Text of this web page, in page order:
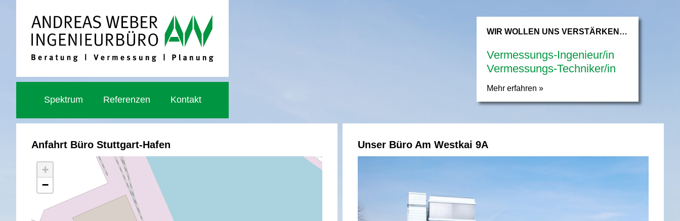
Spektrum Referenzen Kontakt
WIR WOLLEN UNS VERSTÄRKEN…
Vermessungs-Ingenieur/in
Vermessungs-Techniker/in
Mehr erfahren »
Anfahrt Büro Stuttgart-Hafen
+
−
Unser Büro Am Westkai 9A